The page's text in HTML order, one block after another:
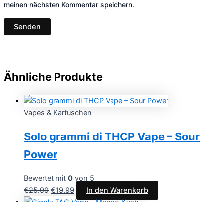
meinen nächsten Kommentar speichern.
Ähnliche Produkte
Vapes & Kartuschen
Solo grammi di THCP Vape – Sour
Power
Bewertet mit 0 von 5
€25.99 €19.99 In den Warenkorb